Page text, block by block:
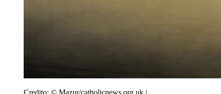
Credito: © Mazur/catholicnews.org.uk |